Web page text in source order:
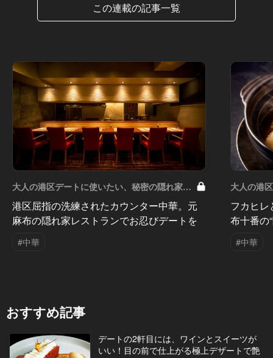
この連載の記事一覧
大人の港区デートに使いたい、秘密の隠れ家
Vol.8
港区屈指の洗練されたカウンター中華。元
麻布の隠れ家レストランでお忍びデートを
#中華
大人の港
フカヒ
布十番の
#中華
おすすめ記事
デートの2軒目には、ワインとスイーツが
いい！目の前で仕上がる極上デザートで艶